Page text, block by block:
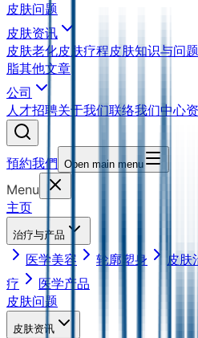
皮肤问题
皮肤资讯
皮肤老化皮肤疗程皮肤知识与问题
脂其他文章
公司
人才招聘关于我们联络我们中心
預約我們 Open main menu
Menu
主页
治疗与产品
医学美容 轮廓塑身 皮肤
疗
医学产品
皮肤问题
皮肤资讯